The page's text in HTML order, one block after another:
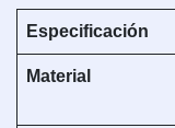
Especificación
Material